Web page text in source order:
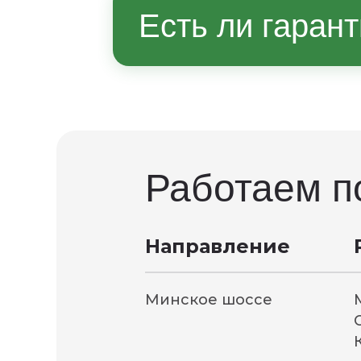
Часто достаточно
эксплуатации
Есть ли
Работаем
Направление
Минское шоссе